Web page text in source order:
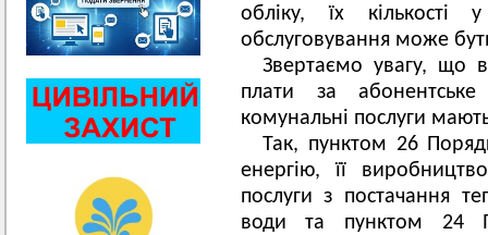
обліку, їх кількості
обслуговування може
Звертаємо увагу, що
плати за
комунальні послуги
Так, пунктом 26
енергію, її
послуги з постачання
води та пунктом 24